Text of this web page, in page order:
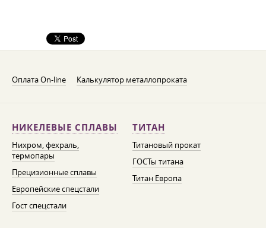
Оплата On-line Калькулятор металлопроката
НИКЕЛЕВЫЕ СПЛАВЫ
Нихром, фехраль,
термопары
Прецизионные сплавы
Европейские спецстали
Гост спецстали
ТИТАН
Титановый прокат
ГОСТы титана
Титан Европа